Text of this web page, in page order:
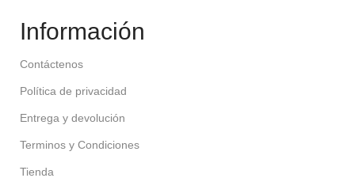
Información
Contáctenos
Política de privacidad
Entrega y devolución
Terminos y Condiciones
Tienda